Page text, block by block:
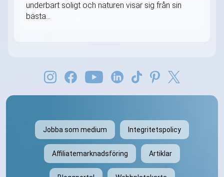
underbart soligt och naturen visar sig från sin
bästa...
Jobba som medium Integritetspolicy
Affiliatemarknadsföring Artiklar